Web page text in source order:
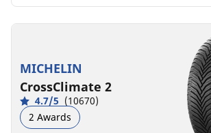
MICHELIN
CrossClimate 2
4.7/5 (10670)
2 Awards